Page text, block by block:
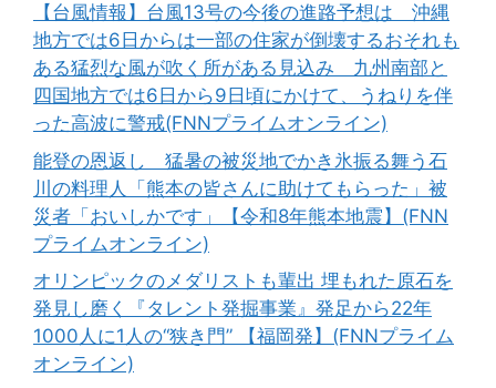
【台風情報】台風13号の今後の進路予想は 沖縄
地方では6日からは一部の住家が倒壊するおそれも
ある猛烈な風が吹く所がある見込み 九州南部と
四国地方では6日から9日頃にかけて、うねりを伴
った高波に警戒(FNNプライムオンライン)
能登の恩返し 猛暑の被災地でかき氷振る舞う石
川の料理人「熊本の皆さんに助けてもらった」被
災者「おいしかです」【令和8年熊本地震】(FNN
プライムオンライン)
オリンピックのメダリストも輩出 埋もれた原石を
発見し磨く『タレント発掘事業』発足から22年
1000人に1人の“狭き門” 【福岡発】(FNNプライム
オンライン)